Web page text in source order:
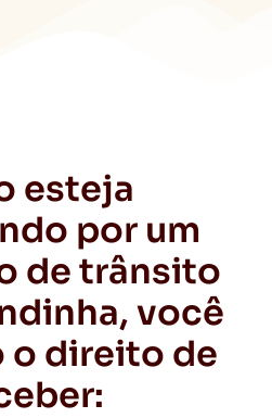
esteja
por um
de trânsito
você
o direito de